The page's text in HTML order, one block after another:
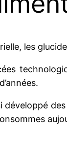
les
développé